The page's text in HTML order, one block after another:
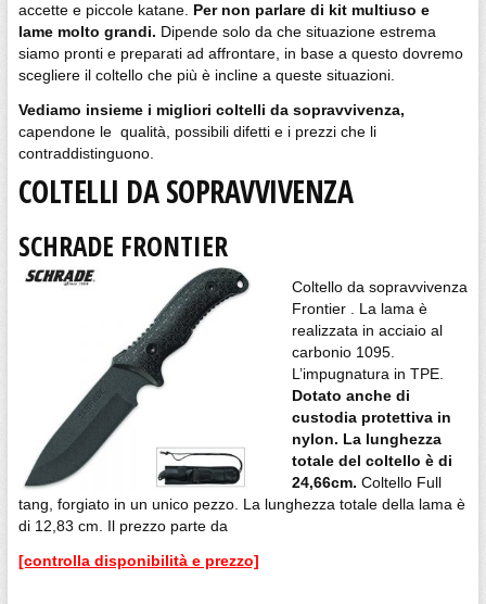
accette e piccole katane. Per non parlare di kit multiuso e
lame molto grandi. Dipende solo da che situazione estrema
siamo pronti e preparati ad affrontare, in base a questo dovremo
scegliere il coltello che più è incline a queste situazioni.
Vediamo insieme i migliori coltelli da sopravvivenza,
capendone le qualità, possibili difetti e i prezzi che li
contraddistinguono.
COLTELLI DA SOPRAVVIVENZA
SCHRADE FRONTIER
Coltello da sopravvivenza
Frontier . La lama è
realizzata in acciaio al
carbonio 1095.
L’impugnatura in TPE.
Dotato anche di
custodia protettiva in
nylon. La lunghezza
totale del coltello è di
24,66cm. Coltello Full
tang, forgiato in un unico pezzo. La lunghezza totale della lama è
di 12,83 cm. Il prezzo parte da
[controlla disponibilità e prezzo]